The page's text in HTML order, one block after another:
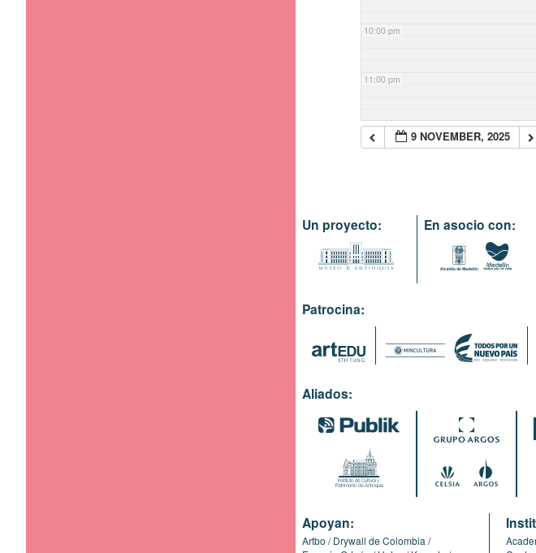
10:00 pm
11:00 pm
9 NOVEMBER, 2025
Un proyecto: En asocio con:
Patrocina:
Aliados:
Apoyan:
Artbo
Drywall de Colombia